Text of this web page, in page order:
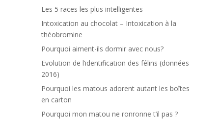
Les 5 races les plus intelligentes
Intoxication au chocolat – Intoxication à la
théobromine
Pourquoi aiment-ils dormir avec nous?
Evolution de l’identification des félins (données
2016)
Pourquoi les matous adorent autant les boîtes
en carton
Pourquoi mon matou ne ronronne t’il pas ?